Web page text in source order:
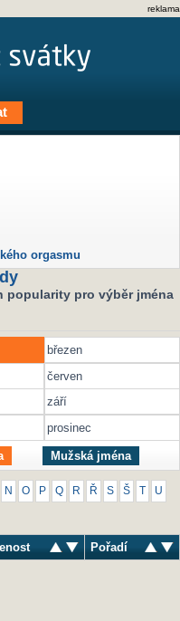
reklama
orgasmu
popularity pro výběr jména
březen
červen
září
prosinec
Mužská jména
N O P Q R Ř S Š U
Pořadí